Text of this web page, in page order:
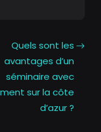
Quels sont les
avantages d’un
séminaire avec
sur la côte
d’azur ?